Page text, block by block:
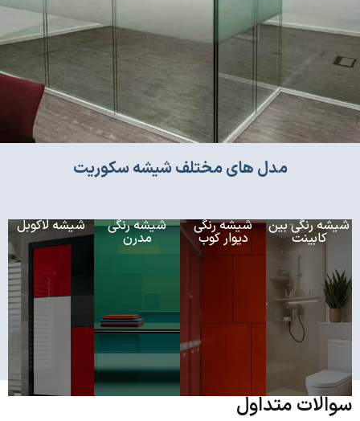
مدل های مختلف شیشه سکوریت
شیشه رنگی بین
کابینت
شیشه رنگی
دیوار کوب
شیشه رنگی
مدرن
شیشه لاکوبل
سوالات متداول